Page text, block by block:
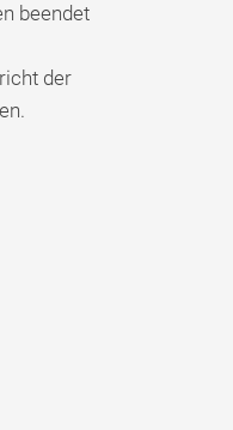
beendet
der